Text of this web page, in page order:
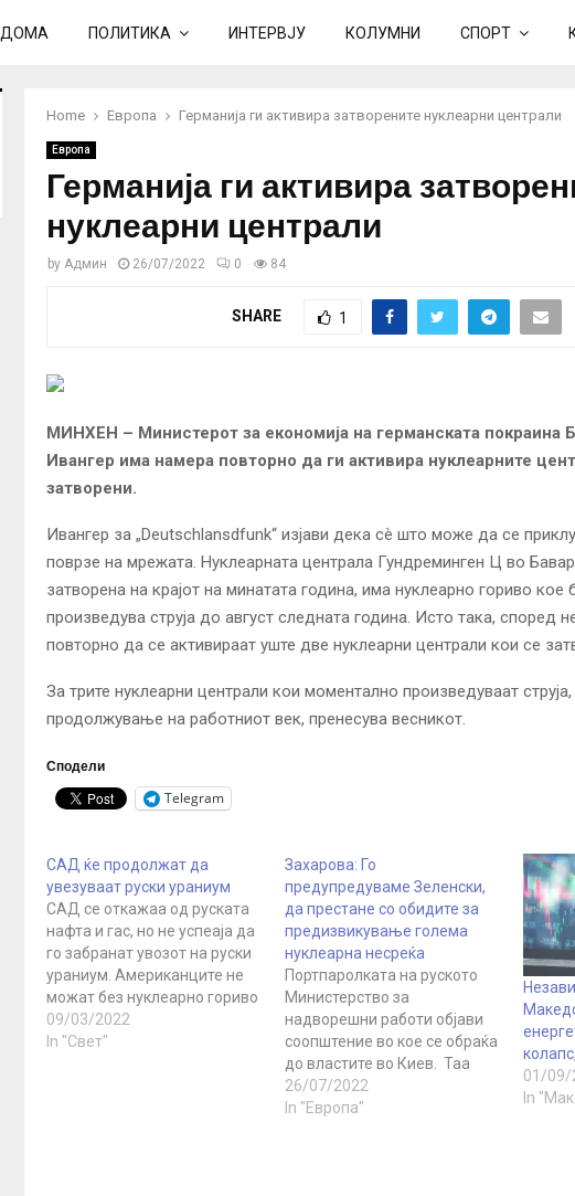
ДОМА ПОЛИТИКА ИНТЕРВЈУ КОЛУМНИ СПОРТ
Home Европа Германија ги активира затворените нуклеарни централи
Европа
Германија ги активира
нуклеарни централи
by Админ 26/07/2022 0 84
SHARE 1
МИНХЕН – Министерот за економија на германската покраина
Ивангер има намера повторно да ги активира нуклеарните
затворени.
Ивангер за „Deutschlansdfunk“ изјави дека сè што може да се
поврзе на мрежата. Нуклеарната централа Гундреминген Ц во
затворена на крајот на минатата година, има нуклеарно гориво
произведува струја до август следната година. Исто така, според
повторно да се активираат уште две нуклеарни централи кои се
За трите нуклеарни централи кои моментално произведуваат
продолжување на работниот век, пренесува весникот.
Сподели
Telegram
САД ќе продолжат да
увезуваат руски ураниум
САД се откажаа од руската
нафта и гас, но не успеаја да
го забранат увозот на руски
ураниум. Американците не
можат без нуклеарно гориво
од Русија. Забраната на
американскиот претседател
09/03/2022
In "Свет"
Захарова: Го
предупредуваме Зеленски,
да престане со обидите за
предизвикување голема
нуклеарна несреќа
Портпаролката на руското
Министерство за
надворешни работи објави
соопштение во кое се обраќа
до властите во Киев. Таа
наведува дека ситуацијата
во нуклеарната централа
26/07/2022
In "Европа"
01/09/
In